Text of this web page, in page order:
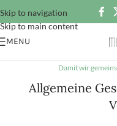
Skip to navigation
Skip to main content
MENU
Damit wir
Allgemeine